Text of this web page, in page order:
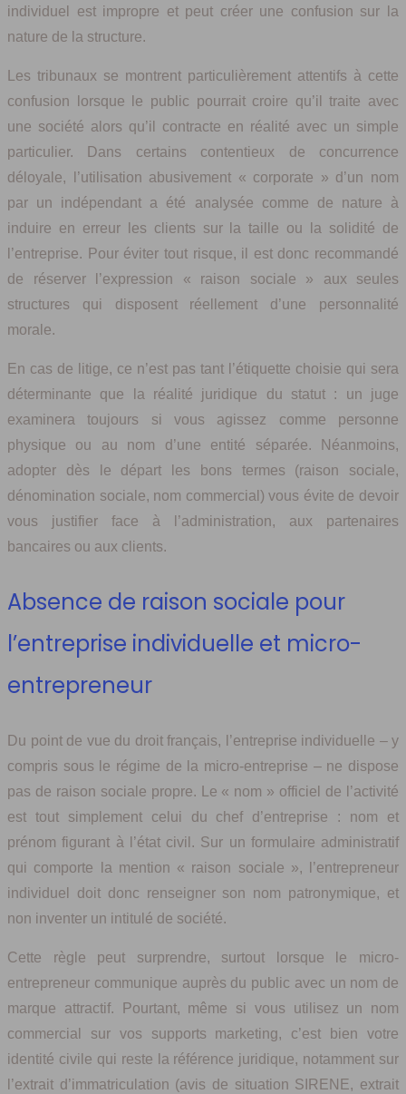
individuel est impropre et peut créer une confusion sur la
nature de la structure.
Les tribunaux se montrent particulièrement attentifs à cette
confusion lorsque le public pourrait croire qu’il traite avec
une société alors qu’il contracte en réalité avec un simple
particulier. Dans certains contentieux de concurrence
déloyale, l’utilisation abusivement « corporate » d’un nom
par un indépendant a été analysée comme de nature à
induire en erreur les clients sur la taille ou la solidité de
l’entreprise. Pour éviter tout risque, il est donc recommandé
de réserver l’expression « raison sociale » aux seules
structures qui disposent réellement d’une personnalité
morale.
En cas de litige, ce n’est pas tant l’étiquette choisie qui sera
déterminante que la réalité juridique du statut : un juge
examinera toujours si vous agissez comme personne
physique ou au nom d’une entité séparée. Néanmoins,
adopter dès le départ les bons termes (raison sociale,
dénomination sociale, nom commercial) vous évite de devoir
vous justifier face à l’administration, aux partenaires
bancaires ou aux clients.
Absence de raison sociale pour
l’entreprise individuelle et micro-
entrepreneur
Du point de vue du droit français, l’entreprise individuelle – y
compris sous le régime de la micro-entreprise – ne dispose
pas de raison sociale propre. Le « nom » officiel de l’activité
est tout simplement celui du chef d’entreprise : nom et
prénom figurant à l’état civil. Sur un formulaire administratif
qui comporte la mention « raison sociale », l’entrepreneur
individuel doit donc renseigner son nom patronymique, et
non inventer un intitulé de société.
Cette règle peut surprendre, surtout lorsque le micro-
entrepreneur communique auprès du public avec un nom de
marque attractif. Pourtant, même si vous utilisez un nom
commercial sur vos supports marketing, c’est bien votre
identité civile qui reste la référence juridique, notamment sur
l’extrait d’immatriculation (avis de situation SIRENE, extrait